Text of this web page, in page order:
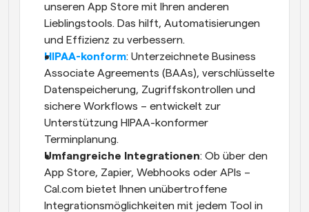
unseren App Store mit Ihren anderen
Lieblingstools. Das hilft, Automatisierungen
und Effizienz zu verbessern.
HIPAA-konform: Unterzeichnete Business
Associate Agreements (BAAs), verschlüsselte
Datenspeicherung, Zugriffskontrollen und
sichere Workflows – entwickelt zur
Unterstützung HIPAA-konformer
Terminplanung.
Umfangreiche Integrationen: Ob über den
App Store, Zapier, Webhooks oder APIs –
Cal.com bietet Ihnen unübertroffene
Integrationsmöglichkeiten mit jedem Tool in